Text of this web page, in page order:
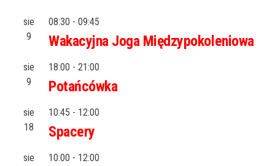
sie
9
08:30 - 09:45
Wakacyjna Joga Międzypokoleniowa
sie
9
18:00 - 21:00
Potańcówka
sie
18
10:45 - 12:00
Spacery
sie
10:00 - 12:00